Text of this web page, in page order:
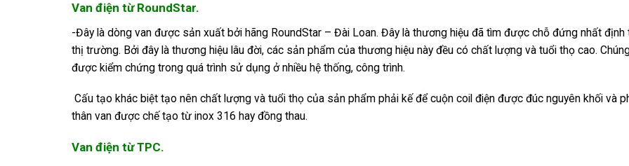
Van điện từ RoundStar.
-Đây là dòng van được sản xuất bởi hãng RoundStar – Đài Loan. Đây là thương hiệu đã tìm được chỗ đứng nhất định
thị trường. Bởi đây là thương hiệu lâu đời, các sản phẩm của thương hiệu này đều có chất lượng và tuổi thọ cao.
được kiểm chứng trong quá trình sử dụng ở nhiều hệ thống, công trình.
Cấu tạo khác biệt tạo nên chất lượng và tuổi thọ của sản phẩm phải kế để cuộn coil điện được đúc nguyên khối và
thân van được chế tạo từ inox 316 hay đồng thau.
Van điện từ TPC.